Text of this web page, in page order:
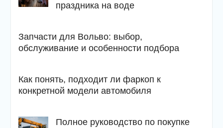
праздника на воде
Запчасти для Вольво: выбор,
обслуживание и особенности подбора
Как понять, подходит ли фаркоп к
конкретной модели автомобиля
Полное руководство по покупке